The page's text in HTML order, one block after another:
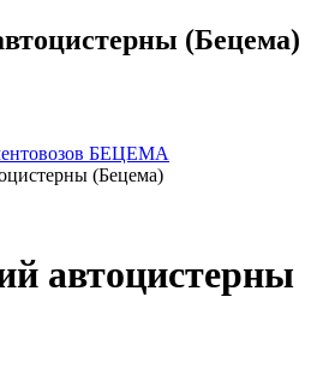
(Бецема)
БЕЦЕМА
(Бецема)
автоцистерны